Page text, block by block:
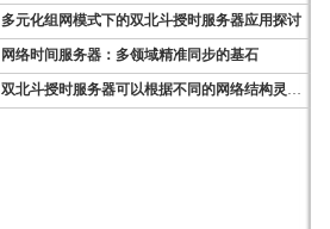
多元化组网模式下的双北斗授时服务器应用探讨
网络时间服务器：多领域精准同步的基石
双北斗授时服务器可以根据不同的网络结构灵活部署